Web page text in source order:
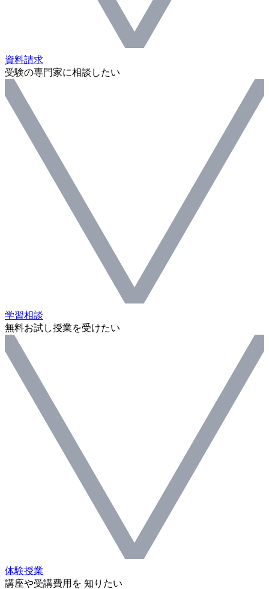
資料請求
受験の専門家に相談したい
学習相談
無料お試し授業を受けたい
体験授業
講座や受講費用を 知りたい